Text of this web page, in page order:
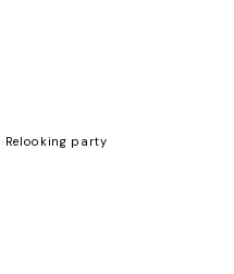
›Relooking party